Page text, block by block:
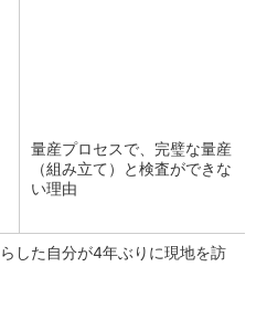
量産プロセスで、完璧な量産
（組み立て）と検査ができな
い理由
した自分が4年ぶりに現地を訪